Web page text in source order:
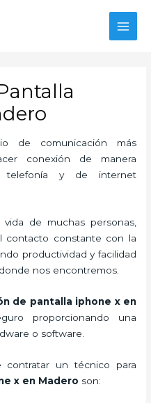
de comunicación más
conexión de manera
telefonía y de internet
de muchas personas,
contacto constante con la
productividad y facilidad
nos encontremos.
de pantalla iphone x en
proporcionando una
o software.
contratar un técnico para
x en Madero son: